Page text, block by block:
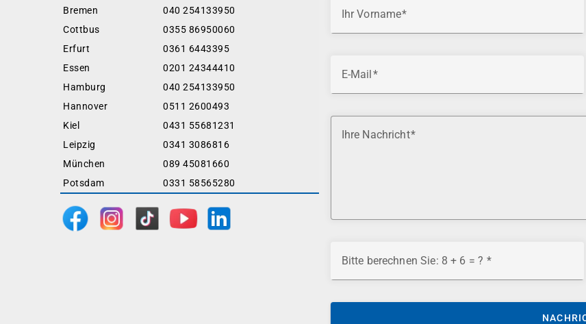
Bremen
040 254133950
Cottbus
0355 86950060
Erfurt
0361 6443395
Essen
0201 24344410
Hamburg
040 254133950
Hannover
0511 2600493
Kiel
0431 55681231
Leipzig
0341 3086816
München
089 45081660
Potsdam
0331 58565280
Ihr Vorname
E-Mail
Ihre Nachricht
Bitte berechnen Sie: 8 + 6 = ?